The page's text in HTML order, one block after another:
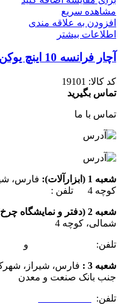
مشاهده سریع
افزودن به علاقه مندی
اطلاعات بیشتر
آچار فرانسه 10 اینچ یوکن مدل U41250
کد کالا: 19101
تماس بگیرید
تماس با ما
شعبه 1 (ابزارآلات):
فارس،
کوچه 4 تلفن :
شعبه 2 (دفتر و نمایشگاه چرخ) :
شمالی، کوچه 4
تلفن: و
شعبه 3 :
فارس، شیراز،
جنب بانک صنعت و معدن
تلفن: